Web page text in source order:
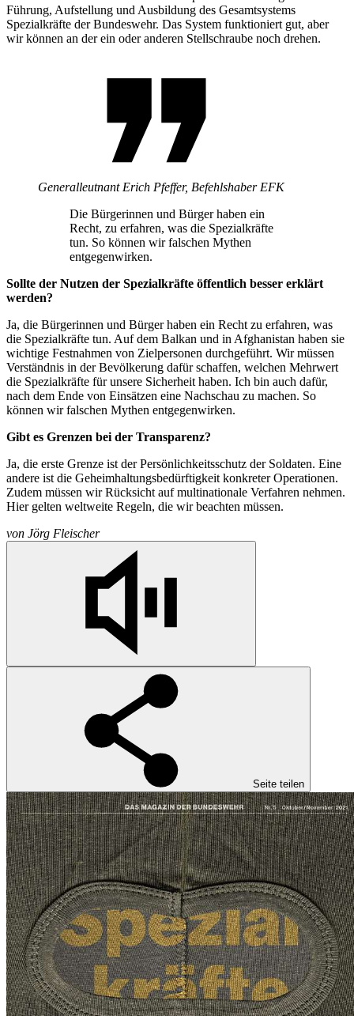
Führung, Aufstellung und Ausbildung des Gesamtsystems
Spezialkräfte der Bundeswehr. Das System funktioniert gut, aber
wir können an der ein oder anderen Stellschraube noch drehen.
Generalleutnant Erich Pfeffer, Befehlshaber EFK
Die Bürgerinnen und Bürger haben ein
Recht, zu erfahren, was die Spezialkräfte
tun. So können wir falschen Mythen
entgegenwirken.
Sollte der Nutzen der Spezialkräfte öffentlich besser erklärt
werden?
Ja, die Bürgerinnen und Bürger haben ein Recht zu erfahren, was
die Spezialkräfte tun. Auf dem Balkan und in Afghanistan haben sie
wichtige Festnahmen von Zielpersonen durchgeführt. Wir müssen
Verständnis in der Bevölkerung dafür schaffen, welchen Mehrwert
die Spezialkräfte für unsere Sicherheit haben. Ich bin auch dafür,
nach dem Ende von Einsätzen eine Nachschau zu machen. So
können wir falschen Mythen entgegenwirken.
Gibt es Grenzen bei der Transparenz?
Ja, die erste Grenze ist der Persönlichkeitsschutz der Soldaten. Eine
andere ist die Geheimhaltungsbedürftigkeit konkreter Operationen.
Zudem müssen wir Rücksicht auf multinationale Verfahren nehmen.
Hier gelten weltweite Regeln, die wir beachten müssen.
von Jörg Fleischer
Seite teilen